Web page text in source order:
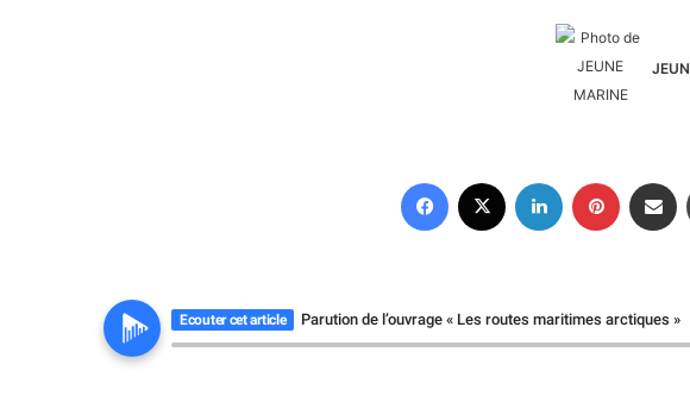
Facebook Linkedin Pinterest
Ecouter cet article Parution de l’ouvrage « Les routes maritimes arctiques »